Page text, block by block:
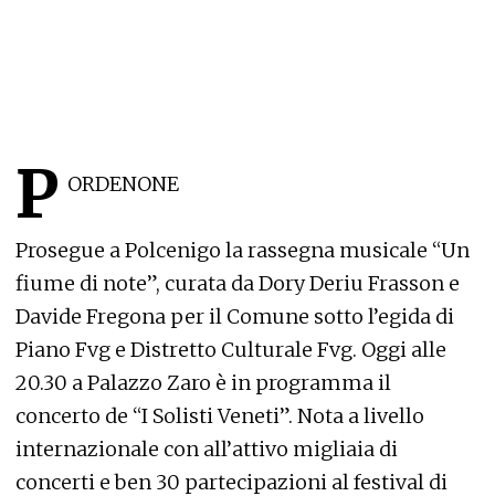
P ORDENONE
Prosegue a Polcenigo la rassegna musicale “Un
fiume di note”, curata da Dory Deriu Frasson e
Davide Fregona per il Comune sotto l’egida di
Piano Fvg e Distretto Culturale Fvg. Oggi alle
20.30 a Palazzo Zaro è in programma il
concerto de “I Solisti Veneti”. Nota a livello
internazionale con all’attivo migliaia di
concerti e ben 30 partecipazioni al festival di